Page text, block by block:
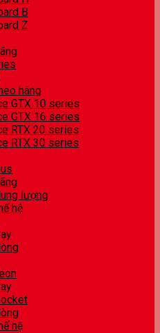
B
Z
hãng
GTX 10 series
GTX 16 series
RTX 20 series
RTX 30 series
lượng
hệ
hệ